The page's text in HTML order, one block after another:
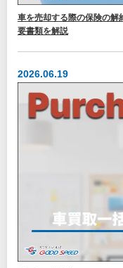
車を売却する際の保険の解
要書類を解説
2026.06.19